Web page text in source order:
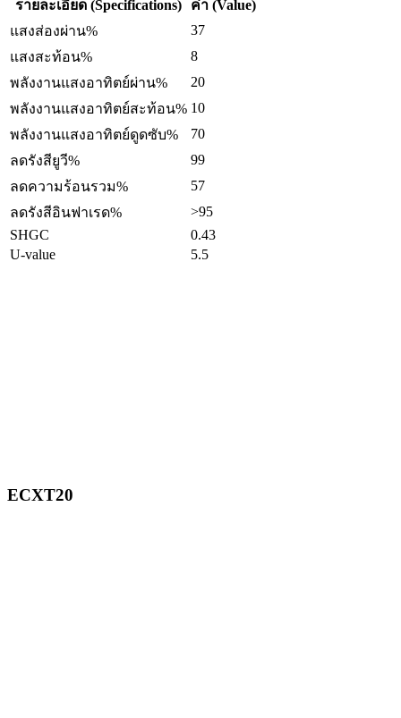
รายละเอียด (Specifications)
ค่า (Value)
แสงส่องผ่าน%
37
แสงสะท้อน%
8
พลังงานแสงอาทิตย์ผ่าน%
20
พลังงานแสงอาทิตย์สะท้อน% 10
พลังงานแสงอาทิตย์ดูดซับ%
70
ลดรังสียูวี%
99
ลดความร้อนรวม%
57
ลดรังสีอินฟาเรด%
>95
SHGC
0.43
U-value
5.5
ECXT20